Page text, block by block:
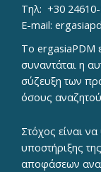
Τηλ: +30
E-mail:
To ergasiaPDM
συναντάται η
σύζευξη των
όσους
Στόχος είναι
υποστήριξης
αποφάσεων